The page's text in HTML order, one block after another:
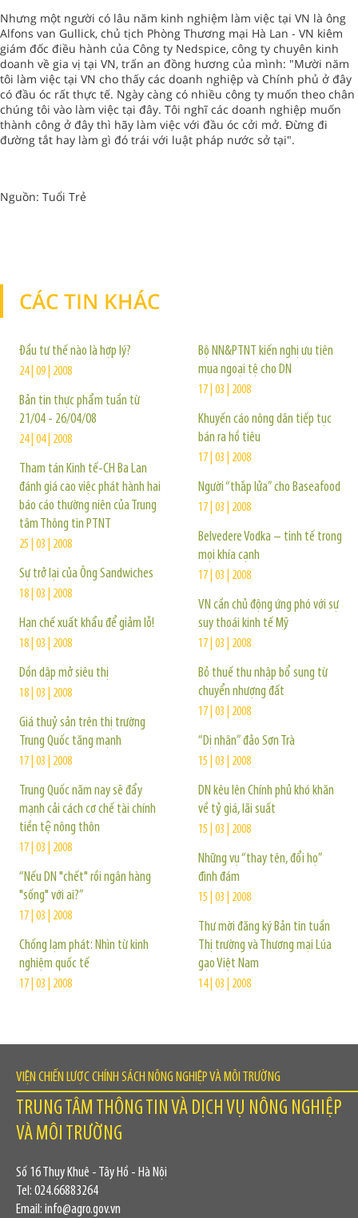
Nhưng một người có lâu năm kinh nghiệm làm việc tại VN là ông
Alfons van Gullick, chủ tịch Phòng Thương mại Hà Lan - VN kiêm
giám đốc điều hành của Công ty Nedspice, công ty chuyên kinh
doanh về gia vị tại VN, trấn an đồng hương của mình: "Mười năm
tôi làm việc tại VN cho thấy các doanh nghiệp và Chính phủ ở đây
có đầu óc rất thực tế. Ngày càng có nhiều công ty muốn theo chân
chúng tôi vào làm việc tại đây. Tôi nghĩ các doanh nghiệp muốn
thành công ở đây thì hãy làm việc với đầu óc cởi mở. Đừng đi
đường tắt hay làm gì đó trái với luật pháp nước sở tại".
Nguồn: Tuổi Trẻ
CÁC TIN KHÁC
Đầu tư thế nào là hợp lý?
24 | 09 | 2008
Bản tin thực phẩm tuần từ
21/04 - 26/04/08
24 | 04 | 2008
Tham tán Kinh tế-CH Ba Lan
đánh giá cao việc phát hành hai
báo cáo thường niên của Trung
tâm Thông tin PTNT
25 | 03 | 2008
Sự trở lại của Ông Sandwiches
18 | 03 | 2008
Hạn chế xuất khẩu để giảm lỗ!
18 | 03 | 2008
Dồn dập mở siêu thị
18 | 03 | 2008
Giá thuỷ sản trên thị trường
Trung Quốc tăng mạnh
17 | 03 | 2008
Trung Quốc năm nay sẽ đẩy
mạnh cải cách cơ chế tài chính
tiền tệ nông thôn
17 | 03 | 2008
“Nếu DN "chết" rồi ngân hàng
"sống" với ai?”
17 | 03 | 2008
Chống lạm phát: Nhìn từ kinh
nghiệm quốc tế
17 | 03 | 2008
Bộ NN&PTNT kiến nghị ưu tiên
mua ngoại tệ cho DN
17 | 03 | 2008
Khuyến cáo nông dân tiếp tục
bán ra hồ tiêu
17 | 03 | 2008
Người “thắp lửa” cho Baseafood
17 | 03 | 2008
Belvedere Vodka – tinh tế trong
mọi khía cạnh
17 | 03 | 2008
VN cần chủ động ứng phó với sự
suy thoái kinh tế Mỹ
17 | 03 | 2008
Bỏ thuế thu nhập bổ sung từ
chuyển nhượng đất
17 | 03 | 2008
“Dị nhân” đảo Sơn Trà
15 | 03 | 2008
DN kêu lên Chính phủ khó khăn
về tỷ giá, lãi suất
15 | 03 | 2008
Những vụ “thay tên, đổi họ”
đình đám
15 | 03 | 2008
Thư mời đăng ký Bản tin tuần
Thị trường và Thương mại Lúa
gạo Việt Nam
14 | 03 | 2008
VIỆN CHIẾN LƯỢC CHÍNH SÁCH NÔNG NGHIỆP VÀ MÔI TRƯỜNG
TRUNG TÂM THÔNG TIN VÀ DỊCH VỤ NÔNG NGHIỆP
VÀ MÔI TRƯỜNG
Số 16 Thụy Khuê - Tây Hồ - Hà Nội
Tel: 024.66883264
Email: info@agro.gov.vn